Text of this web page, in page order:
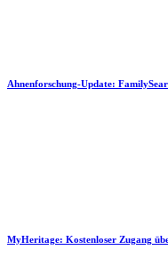
Ahnenforschung-Update:
MyHeritage: Kostenloser Zugang